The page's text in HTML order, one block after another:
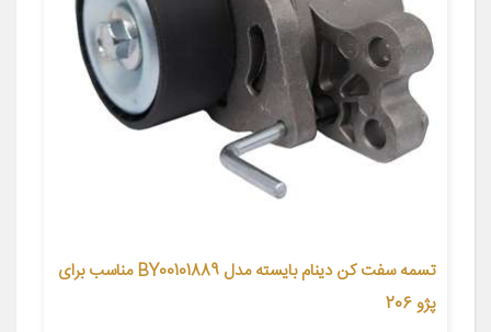
تسمه سفت کن دینام بایسته مدل BY00101889 مناسب برای
پژو 206